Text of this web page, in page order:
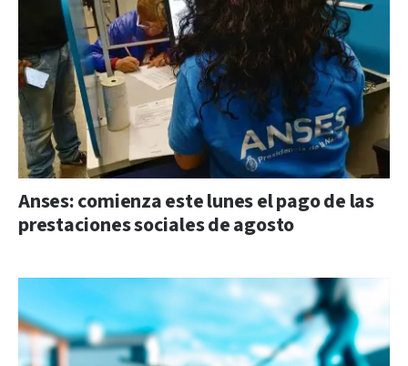
Anses: comienza este lunes el pago de las
prestaciones sociales de agosto